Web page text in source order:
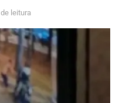
leitura